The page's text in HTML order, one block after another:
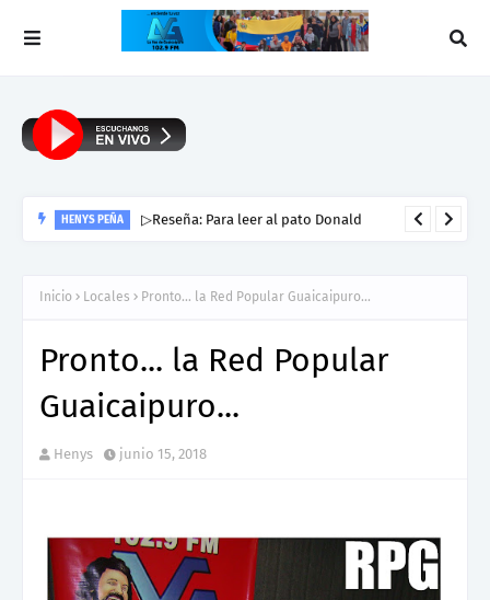
HENYS PEÑA ▷Reseña: Para leer al pato Donald
Inicio Locales Pronto... la Red Popular Guaicaipuro...
Pronto... la Red Popular
Guaicaipuro...
Henys junio 15, 2018